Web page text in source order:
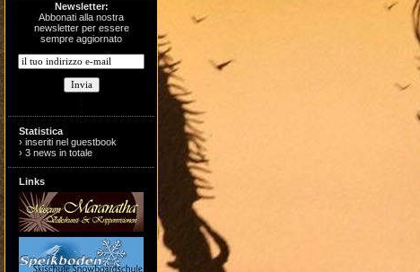
Newsletter:
Abbonati alla nostra
newsletter per essere
sempre aggiornato
Statistica
› inseriti nel guestbook
› 3 news in totale
Links